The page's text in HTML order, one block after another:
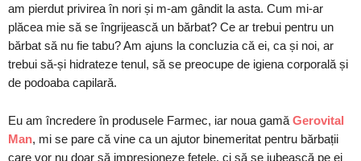
am pierdut privirea în nori și m-am gândit la asta. Cum mi-ar
plăcea mie să se îngrijească un bărbat? Ce ar trebui pentru un
bărbat să nu fie tabu? Am ajuns la concluzia că ei, ca și noi, ar
trebui să-și hidrateze tenul, să se preocupe de igiena corporală și
de podoaba capilară.
Eu am încredere în produsele Farmec, iar noua gamă Gerovital
Man, mi se pare că vine ca un ajutor binemeritat pentru bărbații
care vor nu doar să impresioneze fetele, ci să se iubească pe ei